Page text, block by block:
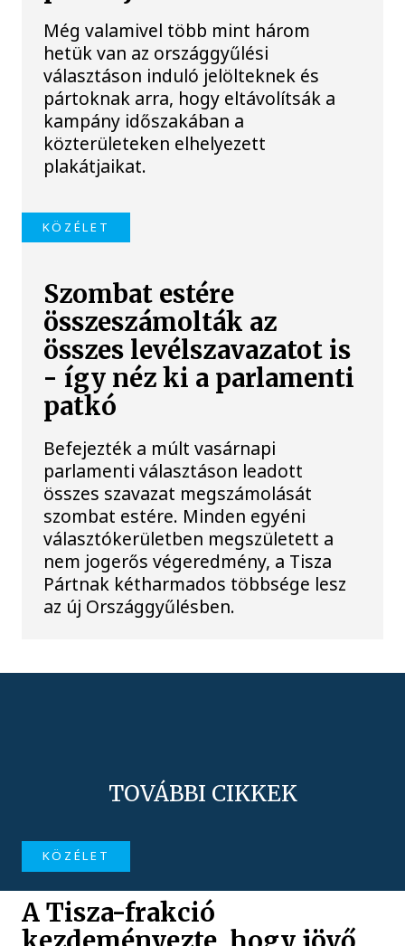
Még valamivel több mint három
hetük van az országgyűlési
választáson induló jelölteknek és
pártoknak arra, hogy eltávolítsák a
kampány időszakában a
közterületeken elhelyezett
plakátjaikat.
KÖZÉLET
Szombat estére
összeszámolták az
összes levélszavazatot is
- így néz ki a parlamenti
patkó
Befejezték a múlt vasárnapi
parlamenti választáson leadott
összes szavazat megszámolását
szombat estére. Minden egyéni
választókerületben megszületett a
nem jogerős végeredmény, a Tisza
Pártnak kétharmados többsége lesz
az új Országgyűlésben.
TOVÁBBI CIKKEK
KÖZÉLET
A Tisza-frakció